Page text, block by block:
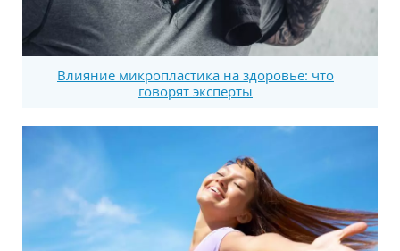
Влияние микропластика на здоровье: что
говорят эксперты